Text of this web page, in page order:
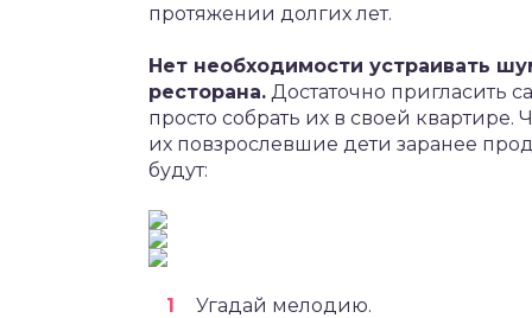
протяжении долгих лет.
Нет необходимости устраивать
ресторана. Достаточно пригласить
просто собрать их в своей
их повзрослевшие дети заранее
будут:
Угадай мелодию.